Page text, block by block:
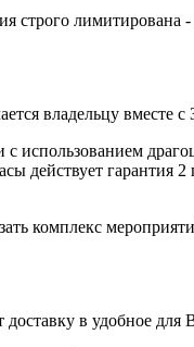
лимитирована -
владельцу вместе с
использованием
действует гарантия
комплекс
в удобное для